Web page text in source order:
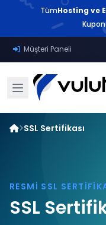
TümHosting ve
Müşteri Paneli
SSL Sertifikası
RESMI SSL
SSL